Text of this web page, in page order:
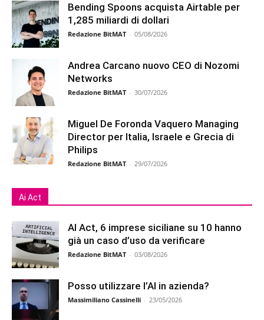
Bending Spoons acquista Airtable per
1,285 miliardi di dollari
Redazione BitMAT - 05/08/2026
Andrea Carcano nuovo CEO di Nozomi
Networks
Redazione BitMAT - 30/07/2026
Miguel De Foronda Vaquero Managing
Director per Italia, Israele e Grecia di
Philips
Redazione BitMAT - 29/07/2026
Ai Act
AI Act, 6 imprese siciliane su 10 hanno
già un caso d’uso da verificare
Redazione BitMAT - 03/08/2026
Posso utilizzare l’AI in azienda?
Massimiliano Cassinelli - 23/05/2026